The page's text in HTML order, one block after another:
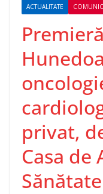
ACTUALITATE
privat,
Casa de
Sănătate